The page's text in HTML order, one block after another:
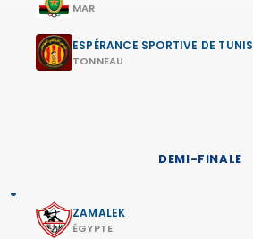
MAR
ESPÉRANCE SPORTIVE DE TUNIS
TONNEAU
DEMI-FINALE
ZAMALEK
ÉGYPTE